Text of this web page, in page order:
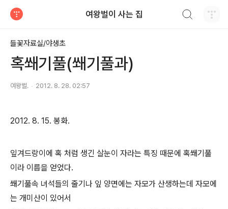
여왕벌이 사는 집
들꽃자료실/야생초
혹쐐기풀(쐐기풀과)
여왕벌. 2012. 8. 28. 02:57
2012. 8. 15. 봉화.
잎겨드랑이에 혹 처럼 생긴 살눈이 자라는 특징 때문에 혹쐐기풀
이라 이름을 얻었다.
쐐기풀속 녀석들의 줄기나 잎 양면에는 자모가 산생하는데 자모에
는 개미산이 있어서